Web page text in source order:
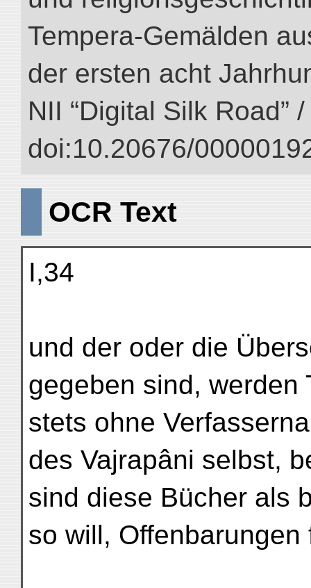
Tempera-Gemälden
der ersten acht
NII “Digital Silk Road”
doi:10.20676/
OCR Text
I,34
und der oder die
gegeben sind, werden
stets ohne
des Vajrapâni selbst,
sind diese Bücher als
so will, Offenbarungen